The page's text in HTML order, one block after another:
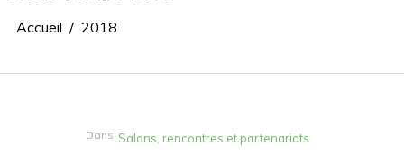
Accueil 2018
Dans Salons, rencontres et partenariats